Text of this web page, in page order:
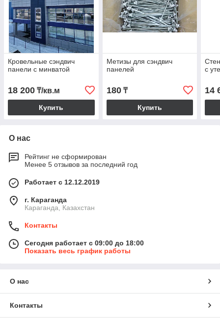
Кровельные сэндвич
панели с минватой
18 200 ₸/кв.м
Купить
Метизы для сэндвич
панелей
180₸
Купить
с
14
О нас
Рейтинг не сформирован
Менее 5 отзывов за последний год
Работает с 12.12.2019
г. Караганда
Караганда, Казахстан
Контакты
Сегодня работает с 09:00 до 18:00
Показать весь график работы
О нас
Контакты